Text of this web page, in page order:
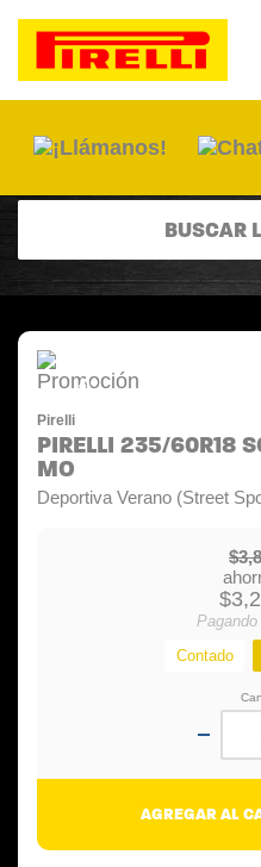
BUSCAR
-15%
Pirelli
PIRELLI 235/60R18
MO
Deportiva Verano (Street
Contado
AGREGAR AL